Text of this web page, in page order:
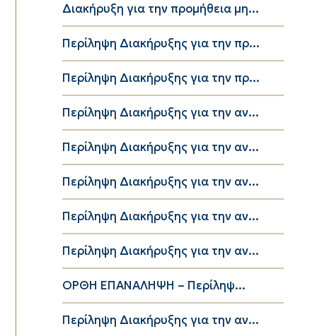
Διακήρυξη για την προμήθεια μη...
Περίληψη Διακήρυξης για την πρ...
Περίληψη Διακήρυξης για την πρ...
Περίληψη Διακήρυξης για την αν...
Περίληψη Διακήρυξης για την αν...
Περίληψη Διακήρυξης για την αν...
Περίληψη Διακήρυξης για την αν...
Περίληψη Διακήρυξης για την αν...
ΟΡΘΗ ΕΠΑΝΑΛΗΨΗ – Περίληψ...
Περίληψη Διακήρυξης για την αν...